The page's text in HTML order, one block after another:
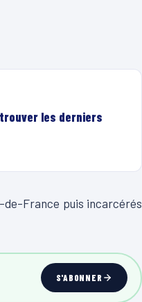
les derniers
de-France puis incarcérés
S'ABONNER